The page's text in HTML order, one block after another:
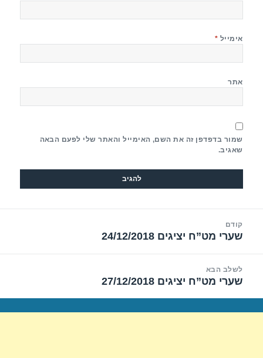
אימייל *
אתר
שמור בדפדפן זה את השם, האימייל והאתר שלי לפעם הבאה
שאגיב.
קודם
הפוסט
שערי מט”ח יציגים 24/12/2018
לשלב הבא
הפוסט
שערי מט”ח יציגים 27/12/2018